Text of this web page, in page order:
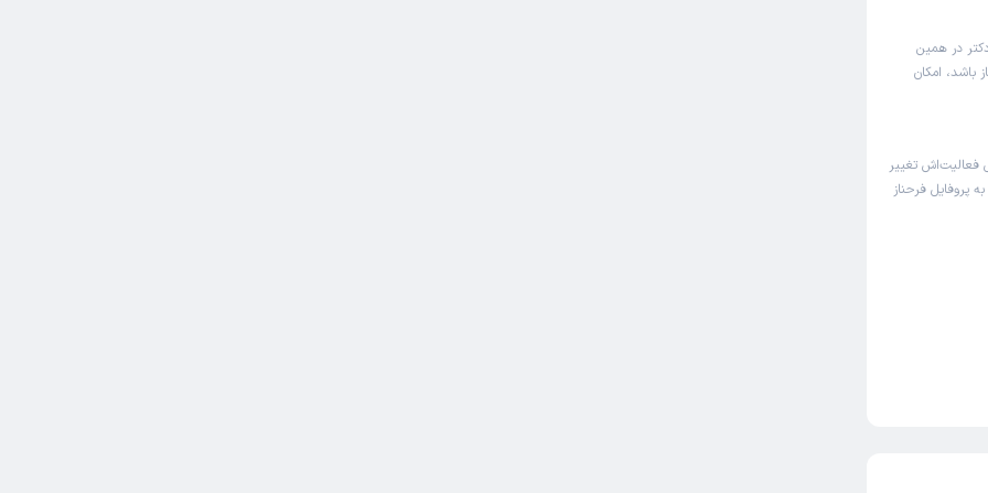
در همین
باشد، امکان
تغییر
پروفایل فرحناز